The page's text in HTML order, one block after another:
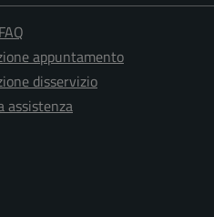
appuntamento
disservizio
assistenza